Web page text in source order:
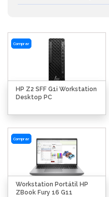
Comprar
HP Z2 SFF G1i Workstation
Desktop PC
Comprar
Workstation Portátil HP
ZBook Fury 16 G11